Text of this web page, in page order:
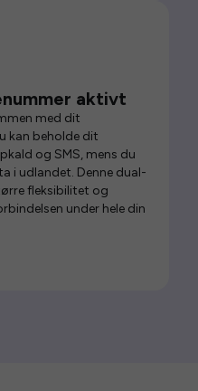
aktivt
med dit
kan beholde dit
og SMS, mens du
i udlandet. Denne dual-
fleksibilitet og
under hele din